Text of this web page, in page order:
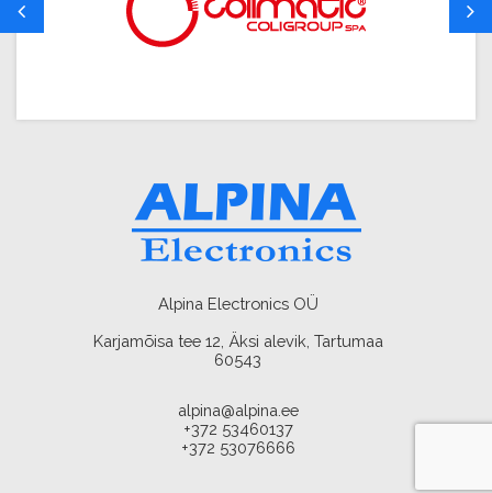
Alpina Electronics OÜ
Karjamõisa tee 12, Äksi alevik, Tartumaa
60543
alpina@alpina.ee
+372 53460137
+372 53076666